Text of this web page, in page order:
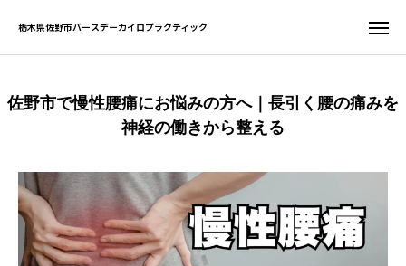
栃木県佐野市バースデーカイロプラクティック
佐野市で慢性腰痛にお悩みの方へ｜長引く腰の痛みを
神経の働きから整える
栃木県佐野市バースデーカイロプラクティック
お問い合わせ
サイト一覧
ホーム